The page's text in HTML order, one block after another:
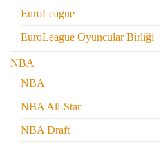
EuroLeague
EuroLeague Oyuncular Birliği
NBA
NBA
NBA All-Star
NBA Draft